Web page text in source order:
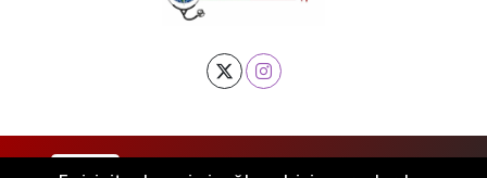
RSS Copyright © 2025. Her hakkı saklıdır.